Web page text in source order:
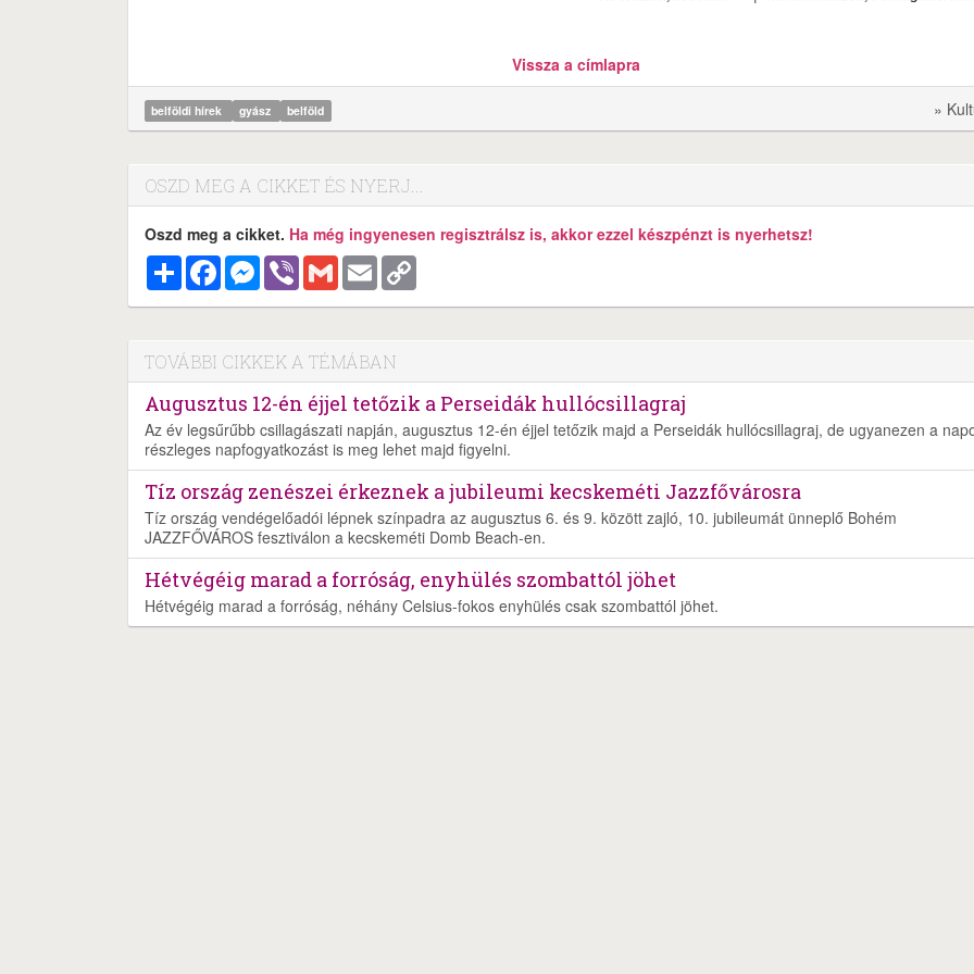
Vissza a címlapra
belföldi hírek gyász belföld »
OSZD MEG A CIKKET ÉS NYERJ...
Oszd meg a cikket. Ha még ingyenesen regisztrálsz is, akkor ezzel készpénzt is nyerhetsz!
MegosztásFacebookMessenger
Viber Gmail Email
TOVÁBBI CIKKEK A TÉMÁBAN
Augusztus 12-én éjjel tetőzik a Perseidák hullócsillagraj
Az év legsűrűbb csillagászati napján, augusztus 12-én éjjel tetőzik majd a Perseidák hullócsillagraj, de ugyanezen a
részleges napfogyatkozást is meg lehet majd figyelni.
Tíz ország zenészei érkeznek a jubileumi kecskeméti Jazzfővárosra
Tíz ország vendégelőadói lépnek színpadra az augusztus 6. és 9. között zajló, 10. jubileumát ünneplő Bohém
JAZZFŐVÁROS fesztiválon a kecskeméti Domb Beach-en.
Hétvégéig marad a forróság, enyhülés szombattól jöhet
Hétvégéig marad a forróság, néhány Celsius-fokos enyhülés csak szombattól jöhet.